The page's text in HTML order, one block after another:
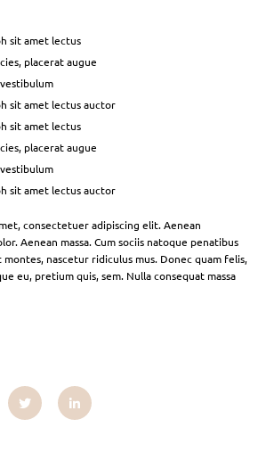
sit amet lectus
placerat augue
sit amet lectus auctor
sit amet lectus
placerat augue
sit amet lectus auctor
consectetuer adipiscing elit. Aenean
Aenean massa. Cum sociis natoque penatibus
nascetur ridiculus mus. Donec quam felis,
eu, pretium quis, sem. Nulla consequat massa